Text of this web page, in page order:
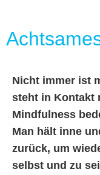
Nicht immer ist
steht in Kontakt
Mindfulness
Man hält inne
zurück, um
selbst und zu